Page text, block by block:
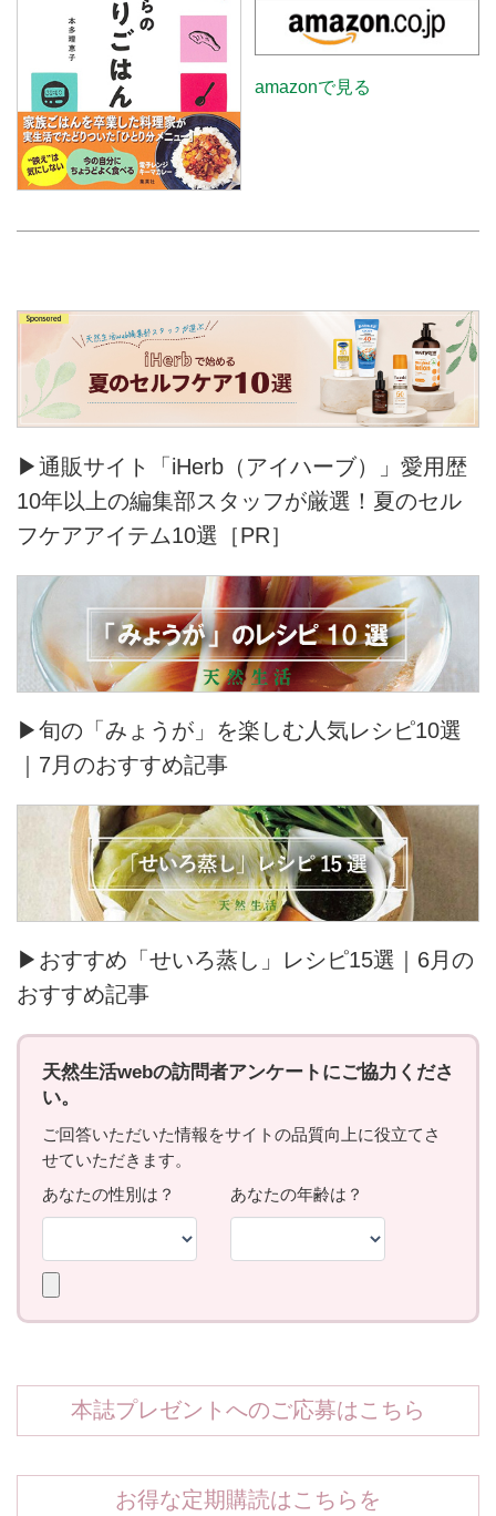
amazonで見る
▶通販サイト「iHerb（アイハーブ）」愛用歴
10年以上の編集部スタッフが厳選！夏のセル
フケアアイテム10選［PR］
▶旬の「みょうが」を楽しむ人気レシピ10選
｜7月のおすすめ記事
▶おすすめ「せいろ蒸し」レシピ15選｜6月の
おすすめ記事
本誌プレゼントへのご応募はこちら
お得な定期購読はこちらを